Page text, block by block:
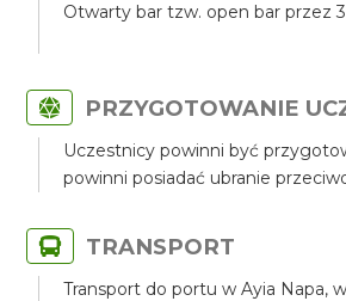
Otwarty bar tzw. open bar przez
PRZYGOTOWANIE
Uczestnicy powinni być
powinni posiadać ubranie
TRANSPORT
Transport do portu w Ayia Napa,